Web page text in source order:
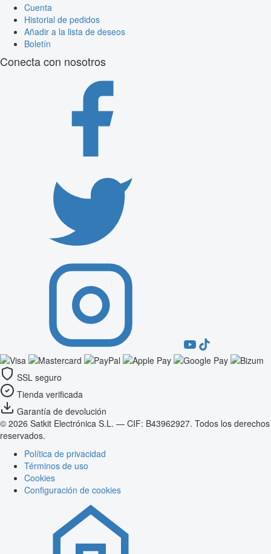
Cuenta
Historial de pedidos
Añadir a la lista de deseos
Boletín
Conecta con nosotros
SSL seguro
Tienda verificada
Garantía de devolución
© 2026 Satkit Electrónica S.L. — CIF: B43962927. Todos los derechos
reservados.
Política de privacidad
Términos de uso
Cookies
Configuración de cookies